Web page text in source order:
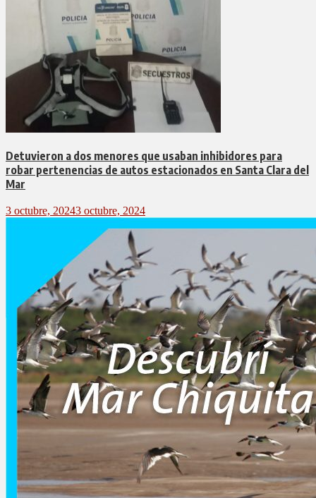
Detuvieron a dos menores que usaban inhibidores para
robar pertenencias de autos estacionados en Santa Clara del
Mar
3 octubre, 20243 octubre, 2024